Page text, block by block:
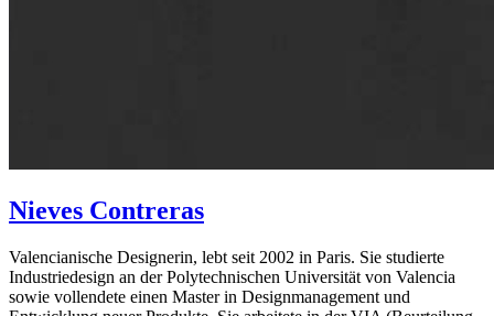
Nieves Contreras
Valencianische Designerin, lebt seit 2002 in Paris. Sie studierte
Industriedesign an der Polytechnischen Universität von Valencia
sowie vollendete einen Master in Designmanagement und